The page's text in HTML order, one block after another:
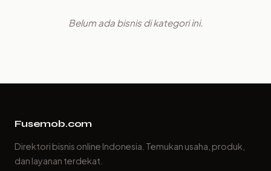
Belum ada bisnis di kategori ini.
Fusemob.com
Direktori bisnis online Indonesia. Temukan usaha, produk,
dan layanan terdekat.